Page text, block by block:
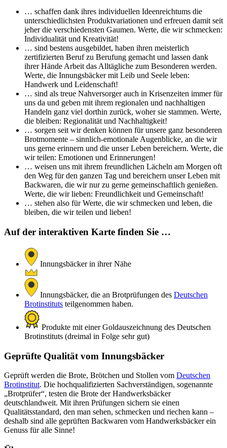
… schaffen dank ihres individuellen Ideenreichtums die
unterschiedlichsten Produktvariationen und erfreuen damit seit
jeher die verschiedensten Gaumen. Werte, die wir schmecken:
Individualität und Kreativität!
… sind bestens ausgebildet, haben ihren meisterlich
zertifizierten Beruf zu Berufung gemacht und lassen dank
ihrer Hände Arbeit das Alltägliche zum Besonderen werden.
Werte, die Innungsbäcker mit Leib und Seele leben:
Handwerk und Leidenschaft!
… sind als treue Nahversorger auch in Krisenzeiten immer für
uns da und geben mit ihrem regionalen und nachhaltigen
Handeln ganz viel dorthin zurück, woher sie stammen. Werte,
die bleiben: Regionalität und Nachhaltigkeit!
… sorgen seit wir denken können für unsere ganz besonderen
Brotmomente – sinnlich-emotionale Augenblicke, an die wir
uns gerne erinnern und die unser Leben bereichern. Werte, die
wir teilen: Emotionen und Erinnerungen!
… weisen uns mit ihrem freundlichen Lächeln am Morgen oft
den Weg für den ganzen Tag und bereichern unser Leben mit
Backwaren, die wir nur zu gerne gemeinschaftlich genießen.
Werte, die wir lieben: Freundlichkeit und Gemeinschaft!
… stehen also für Werte, die wir schmecken und leben, die
bleiben, die wir teilen und lieben!
Auf der interaktiven Karte finden Sie …
Innungsbäcker in ihrer Nähe
Innungsbäcker, die an Brotprüfungen des Deutschen
Brotinstituts teilgenommen haben.
Produkte mit einer Goldauszeichnung des Deutschen
Brotinstituts (dreimal in Folge sehr gut)
Geprüfte Qualität vom Innungsbäcker
Geprüft werden die Brote, Brötchen und Stollen vom Deutschen
Brotinstitut. Die hochqualifizierten Sachverständigen, sogenannte
„Brotprüfer“, testen die Brote der Handwerksbäcker
deutschlandweit. Mit ihren Prüfungen sichern sie einen
Qualitätsstandard, den man sehen, schmecken und riechen kann –
deshalb sind alle geprüften Backwaren vom Handwerksbäcker ein
Genuss für alle Sinne!